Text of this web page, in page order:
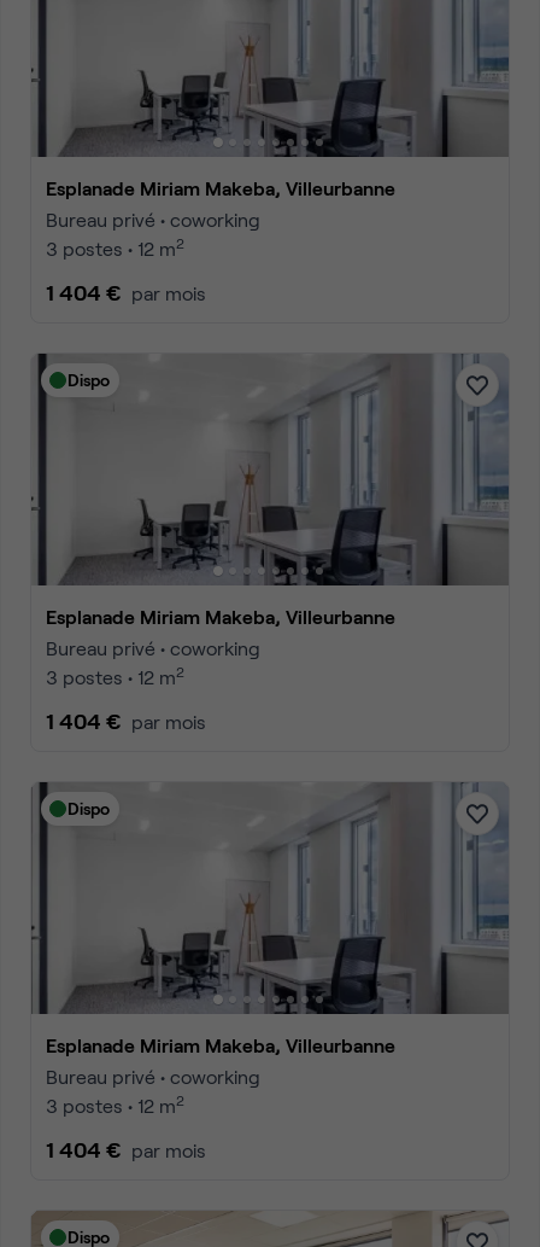
Esplanade Miriam Makeba, Villeurbanne
Bureau privé • coworking
3 postes • 12 m2
1 404 € par mois
Dispo
Esplanade Miriam Makeba, Villeurbanne
Bureau privé • coworking
3 postes • 12 m2
1 404 € par mois
Dispo
Esplanade Miriam Makeba, Villeurbanne
Bureau privé • coworking
3 postes • 12 m2
1 404 € par mois
Dispo